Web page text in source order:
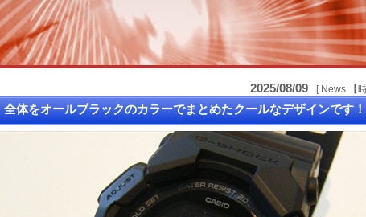
2025/08/09 [ News 【
全体をオールブラックのカラーでまとめたクールなデザインです！